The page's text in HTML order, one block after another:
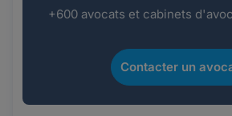
+600 avocats et cabinets
Contacter un